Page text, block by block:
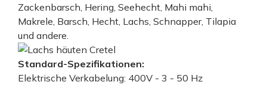
Zackenbarsch, Hering, Seehecht, Mahi mahi,
Makrele, Barsch, Hecht, Lachs, Schnapper, Tilapia
und andere.
Standard-Spezifikationen:
Elektrische Verkabelung: 400V - 3 - 50 Hz